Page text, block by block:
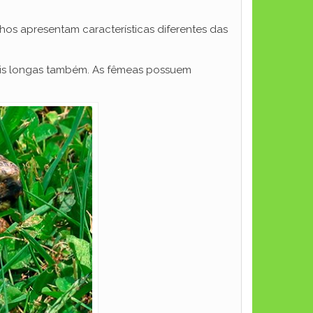
apresentam características diferentes das
longas também. As fêmeas possuem